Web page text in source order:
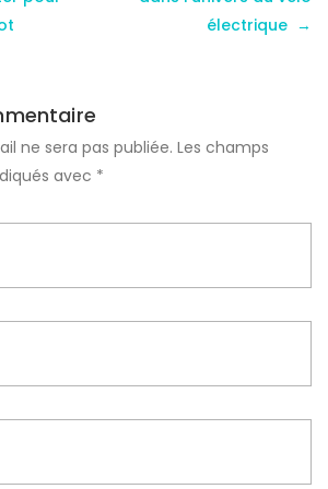
électrique
ne sera pas publiée. Les champs
avec *